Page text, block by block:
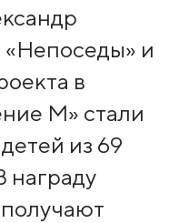
«Непоседы» и
в
М» стали
из 69
награду